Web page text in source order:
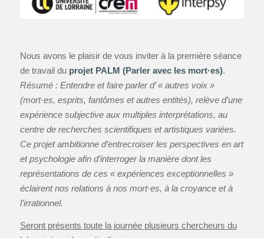
Nous avons le plaisir de vous inviter à la première séance
de travail du projet PALM (Parler avec les mort·es).
Résumé : Entendre et faire parler d’ « autres voix »
(mort·es, esprits, fantômes et autres entités), relève d’une
expérience subjective aux multiples interprétations, au
centre de recherches scientifiques et artistiques variées.
Ce projet ambitionne d’entrecroiser les perspectives en art
et psychologie afin d’interroger la manière dont les
représentations de ces « expériences exceptionnelles »
éclairent nos relations à nos mort·es, à la croyance et à
l’irrationnel.
Seront présents toute la journée plusieurs chercheurs du